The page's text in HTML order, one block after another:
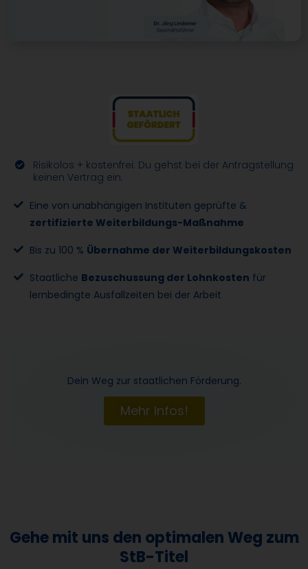
Risikolos + kostenfrei: Du gehst bei der Antragstellung
keinen Vertrag ein.
Eine von unabhängigen Instituten geprüfte &
zertifizierte Weiterbildungs-Maßnahme
Bis zu 100 % Übernahme der Weiterbildungskosten
Staatliche Bezuschussung der Lohnkosten für
lernbedingte Ausfallzeiten bei der Arbeit
Dein Weg zur staatlichen Förderung.
Mehr Infos!
Gehe mit uns den optimalen Weg zum
StB-Titel